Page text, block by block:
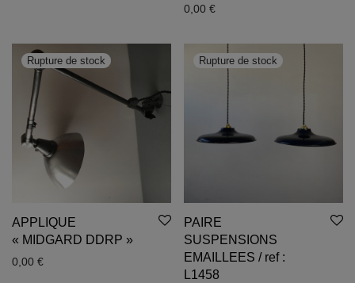
0,00 €
APPLIQUE
« MIDGARD DDRP »
0,00 €
PAIRE
SUSPENSIONS
EMAILLEES / ref :
L1458